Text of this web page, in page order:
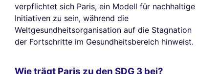
verpflichtet sich Paris, ein Modell für nachhaltige
Initiativen zu sein, während die
Weltgesundheitsorganisation auf die Stagnation
der Fortschritte im Gesundheitsbereich hinweist.
Wie trägt Paris zu den SDG 3 bei?